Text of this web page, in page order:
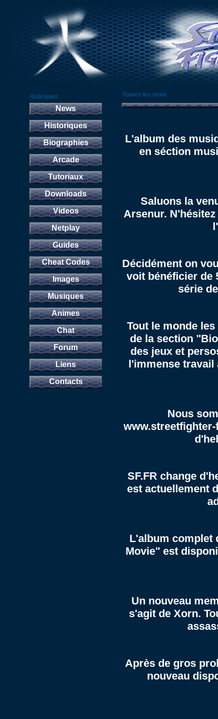
Rubriques
News
Historiques
Biographies
Arcade
Tutoriaux
Downloads
Videos
Netplay
Guides
Cheat Codes
Images
Musiques
Animes
Chat
Forum
Liens
Contacts
Toutes les news
L'album des
en séction
Saluons la
Arsenur.
Décidément on
voit bénéficier de
série
Tout le monde
de la section "
des jeux et
l'immense travail
Nous
SF.FR change
est actuellement
L'album complet
Movie" est
Un nouveau
s'agit de Xorn.
Après de gros
nouveau